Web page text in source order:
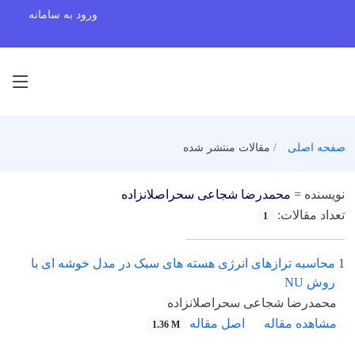
ورود به سامانه
صفحه اصلی مقالات منتشر شده
نویسنده = محمدرضا شجاعی سحراصلانزاده
تعداد مقالات:
1
1 محاسبه ترازهای انرژی هسته های سبک در مدل خوشه ای با
روش NU
محمدرضا شجاعی سحراصلانزاده
مشاهده مقاله
اصل مقاله 1.36 M